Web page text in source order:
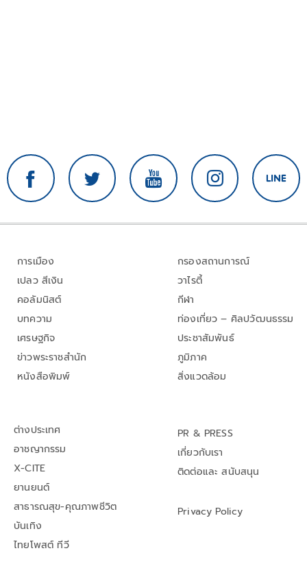
การเมือง
เปลว สีเงิน
คอลัมนิสต์
บทความ
เศรษฐกิจ
ข่าวพระราชสำนัก
หนังสือพิมพ์
กรองสถานการณ์
วาไรตี้
กีฬา
ท่องเที่ยว – ศิลปวัฒนธรรม
ประชาสัมพันธ์
ภูมิภาค
สิ่งแวดล้อม
ต่างประเทศ
อาชญากรรม
X-CITE
ยานยนต์
สาธารณสุข-คุณภาพชีวิต
บันเทิง
ไทยโพสต์ ทีวี
PR & PRESS
เกี่ยวกับเรา
ติดต่อและ สนับสนุน
Privacy Policy